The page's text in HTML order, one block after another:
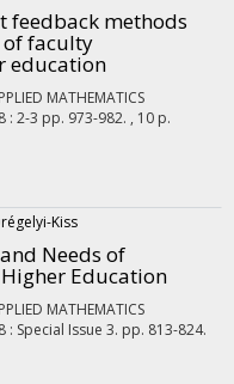
feedback methods
of faculty
education
MATHEMATICS
: 2-3 pp. 973-982. , 10 p.
Kiss
Needs of
Education
MATHEMATICS
: Special Issue 3. pp. 813-824.